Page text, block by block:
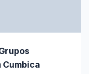
Cumbica